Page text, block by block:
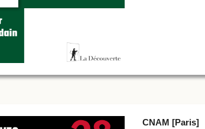
CNAM [Paris]